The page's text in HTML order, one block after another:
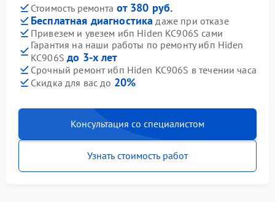
Стоимость ремонта от 380 руб.
Бесплатная диагностика даже при отказе
Привезем и увезем ибп Hiden KC906S сами
Гарантия на наши работы по ремонту ибп Hiden
KC906Sдо 3-х лет
Срочный ремонт ибп Hiden KC906S в течении часа
Скидка для вас до 20%
Консультация со специалистом
Узнать стоимость работ